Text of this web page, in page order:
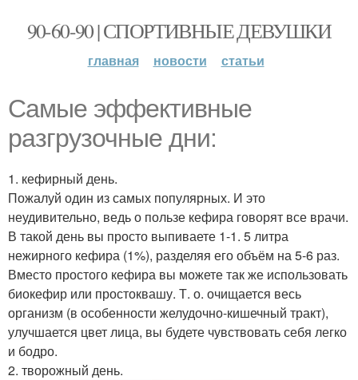
90-60-90 | СПОРТИВНЫЕ ДЕВУШКИ
главная новости статьи
Самые эффективные
разгрузочные дни:
1. кефирный день.
Пожалуй один из самых популярных. И это
неудивительно, ведь о пользе кефира говорят все врачи.
В такой день вы просто выпиваете 1-1. 5 литра
нежирного кефира (1%), разделяя его объём на 5-6 раз.
Вместо простого кефира вы можете так же использовать
биокефир или простоквашу. Т. о. очищается весь
организм (в особенности желудочно-кишечный тракт),
улучшается цвет лица, вы будете чувствовать себя легко
и бодро.
2. творожный день.